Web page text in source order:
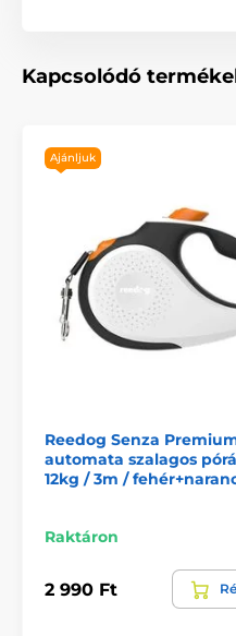
A fékrendszernek
kutyáról, járókelőről vagy
esetén egy
vagy visszahúzhatja
fogantyúnak
a hüvelykujja alatt
pontosan az, amire
helyzetekben, sétáltatás
Kapcsolódó
Ajánljuk
Reedog Senza
automata szalagos
12kg / 3m /
Raktáron
2 990 Ft